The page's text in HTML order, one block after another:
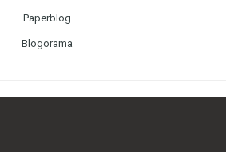
Paperblog
Blogorama